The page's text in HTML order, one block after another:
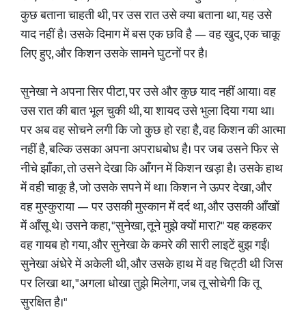
कुछ बताना चाहती थी, पर उस रात उसे क्या बताना था, यह उसे
याद नहीं है। उसके दिमाग में बस एक छवि है — वह खुद, एक चाकू
लिए हुए, और किशन उसके सामने घुटनों पर है।
सुनेखा ने अपना सिर पीटा, पर उसे और कुछ याद नहीं आया। वह
उस रात की बात भूल चुकी थी, या शायद उसे भुला दिया गया था।
पर अब वह सोचने लगी कि जो कुछ हो रहा है, वह किशन की आत्मा
नहीं है, बल्कि उसका अपना अपराधबोध है। पर जब उसने फिर से
नीचे झाँका, तो उसने देखा कि आँगन में किशन खड़ा है। उसके हाथ
में वही चाकू है, जो उसके सपने में था। किशन ने ऊपर देखा, और
वह मुस्कुराया — पर उसकी मुस्कान में दर्द था, और उसकी आँखों
में आँसू थे। उसने कहा, "सुनेखा, तूने मुझे क्यों मारा?" यह कहकर
वह गायब हो गया, और सुनेखा के कमरे की सारी लाइटें बुझ गईं।
सुनेखा अंधेरे में अकेली थी, और उसके हाथ में वह चिट्ठी थी जिस
पर लिखा था, "अगला धोखा तुझे मिलेगा, जब तू सोचेगी कि तू
सुरक्षित है।"